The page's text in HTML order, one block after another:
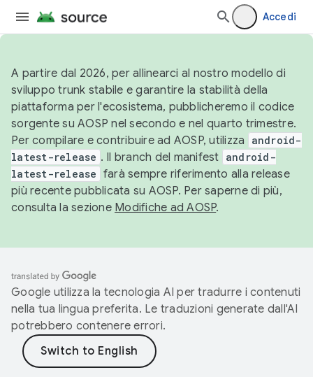
Accedi
A partire dal 2026, per allinearci al nostro modello di
sviluppo trunk stabile e garantire la stabilità della
piattaforma per l'ecosistema, pubblicheremo il codice
sorgente su AOSP nel secondo e nel quarto trimestre.
Per compilare e contribuire ad AOSP, utilizza
android-
latest-release . Il branch del manifest android-
latest-release farà sempre riferimento alla release
più recente pubblicata su AOSP. Per saperne di più,
consulta la sezione Modifiche ad AOSP.
Google utilizza la tecnologia AI per tradurre i contenuti
nella tua lingua preferita. Le traduzioni generate dall'AI
potrebbero contenere errori.